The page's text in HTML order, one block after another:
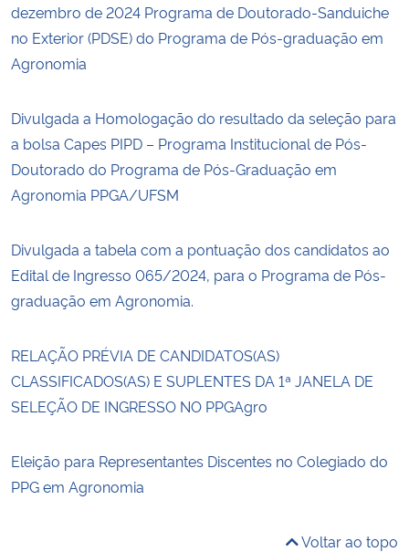
dezembro de 2024 Programa de Doutorado-Sanduiche
no Exterior (PDSE) do Programa de Pós-graduação em
Agronomia
Divulgada a Homologação do resultado da seleção para
a bolsa Capes PIPD – Programa Institucional de Pós-
Doutorado do Programa de Pós-Graduação em
Agronomia PPGA/UFSM
Divulgada a tabela com a pontuação dos candidatos ao
Edital de Ingresso 065/2024, para o Programa de Pós-
graduação em Agronomia.
RELAÇÃO PRÉVIA DE CANDIDATOS(AS)
CLASSIFICADOS(AS) E SUPLENTES DA 1ª JANELA DE
SELEÇÃO DE INGRESSO NO PPGAgro
Eleição para Representantes Discentes no Colegiado do
PPG em Agronomia
Voltar ao topo